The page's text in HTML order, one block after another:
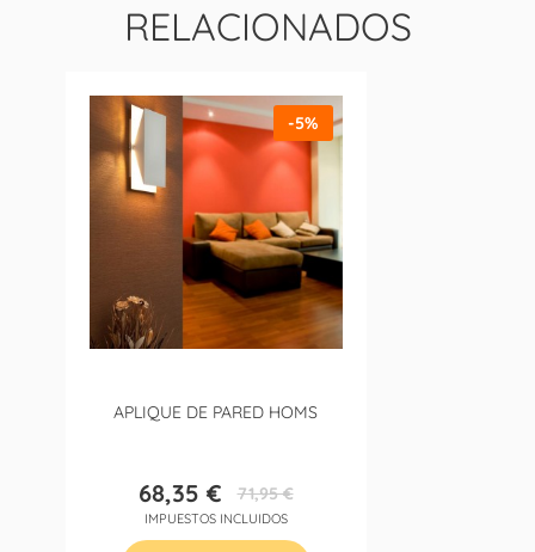
RELACIONADOS
APLIQUE DE PARED HOMS
Precio
68,35 €Precio
base
71,95 €
IMPUESTOS INCLUIDOS
-5%